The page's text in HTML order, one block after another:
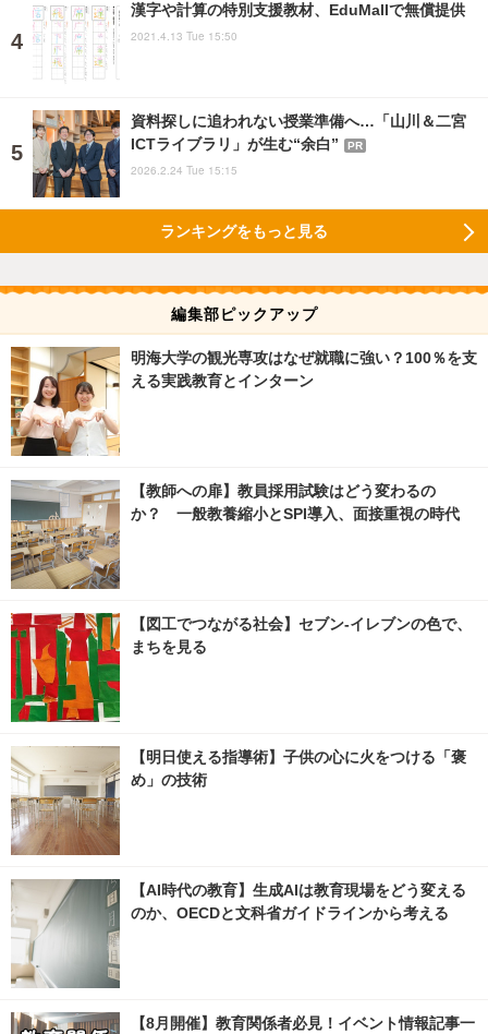
漢字や計算の特別支援教材、EduMallで無償提供
2021.4.13 Tue 15:50
資料探しに追われない授業準備へ…「山川＆二宮
ICTライブラリ」が生む“余白”
PR
2026.2.24 Tue 15:15
ランキングをもっと見る
編集部ピックアップ
明海大学の観光専攻はなぜ就職に強い？100％を支
える実践教育とインターン
【教師への扉】教員採用試験はどう変わるの
か？ 一般教養縮小とSPI導入、面接重視の時代
【図工でつながる社会】セブン‐イレブンの色で、
まちを見る
【明日使える指導術】子供の心に火をつける「褒
め」の技術
【AI時代の教育】生成AIは教育現場をどう変える
のか、OECDと文科省ガイドラインから考える
【8月開催】教育関係者必見！イベント情報記事一